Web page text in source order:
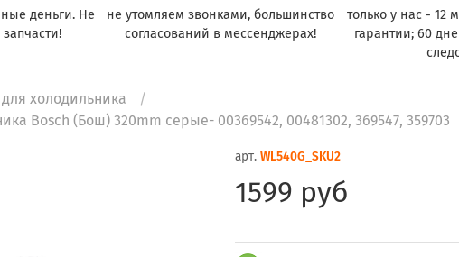
деньги. Не
не утомляем звонками, большинство
согласований в мессенджерах!
только у нас - 12
гарантии; 60
холодильника
Bosch (Бош) 320mm серые- 00369542, 00481302, 369547, 359703
арт. WL540G_SKU2
1599 руб